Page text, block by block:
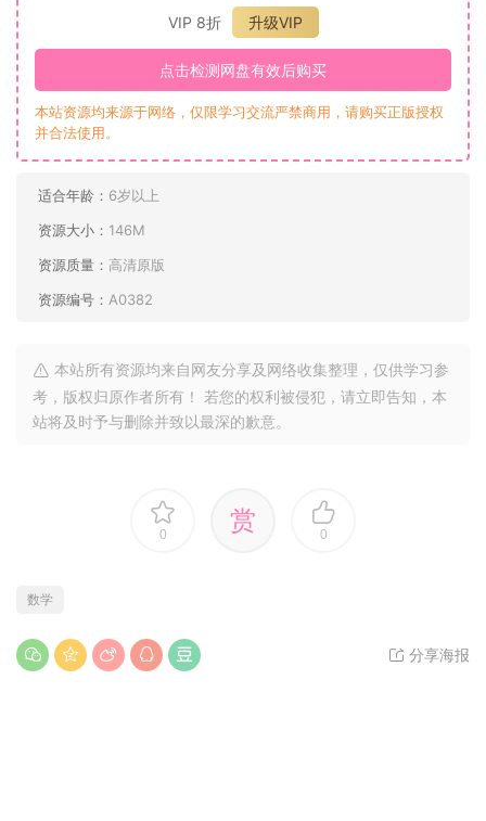
VIP 8折
升级VIP
点击检测网盘有效后购买
本站资源均来源于网络，仅限学习交流严禁商用，请购买正版授权
并合法使用。
适合年龄： 6岁以上
资源大小： 146M
资源质量： 高清原版
资源编号： A0382
本站所有资源均来自网友分享及网络收集整理，仅供学习参
考，版权归原作者所有！ 若您的权利被侵犯，请立即告知，本
站将及时予与删除并致以最深的歉意。
0 赏 0
数学
分享海报